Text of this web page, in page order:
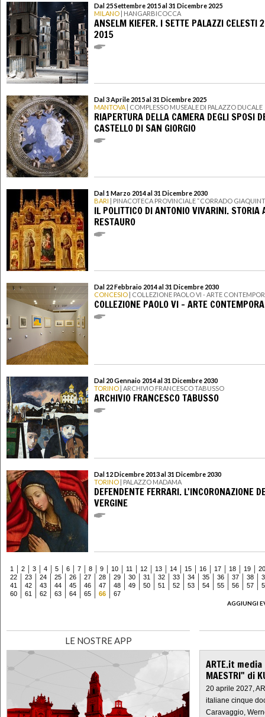
Dal 25 Settembre 2015 al 31 Dicembre 2025
MILANO | HANGARBICOCCA
ANSELM KIEFER. I SETTE PALAZZI CELESTI
2015
Dal 3 Aprile 2015 al 31 Dicembre 2025
MANTOVA | COMPLESSO MUSEALE DI PALAZZO DUCALE
RIAPERTURA DELLA CAMERA DEGLI SPOSI
CASTELLO DI SAN GIORGIO
Dal 1 Marzo 2014 al 31 Dicembre 2030
BARI | PINACOTECA PROVINCIALE “CORRADO
IL POLITTICO DI ANTONIO VIVARINI. STORIA
RESTAURO
Dal 22 Febbraio 2014 al 31 Dicembre 2030
CONCESIO | COLLEZIONE PAOLO VI - ARTE
COLLEZIONE PAOLO VI - ARTE
Dal 20 Gennaio 2014 al 31 Dicembre 2030
TORINO | ARCHIVIO FRANCESCO TABUSSO
ARCHIVIO FRANCESCO TABUSSO
Dal 12 Dicembre 2013 al 31 Dicembre 2030
TORINO | PALAZZO MADAMA
DEFENDENTE FERRARI. L'INCORONAZIONE
VERGINE
1 2 3 4 5 6 7 8 9 10 11 12 13 14 15 16 17 18 19
20
22
23 24 25 26 27 28 29 30 31 32 33 34 35 36 37 38
41
42 43 44 45 46 47 48 49 50 51 52 53 54 55 56 57
60
61 62 63 64 65 66
67
AGGIUNGI
LE NOSTRE APP
ARTE.it
MAESTRI" di
20 aprile 2027,
italiane cinque
Caravaggio,